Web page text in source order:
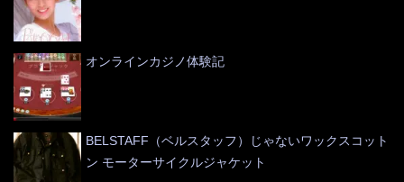
オンラインカジノ体験記
BELSTAFF（ベルスタッフ）じゃないワックスコット
ン モーターサイクルジャケット